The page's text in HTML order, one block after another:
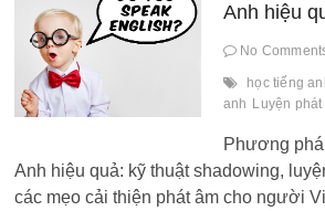
Anh hiệu
No
học tiếng
anh Luyện
Phương
Anh hiệu quả: kỹ thuật shadowing,
các mẹo cải thiện phát âm cho người